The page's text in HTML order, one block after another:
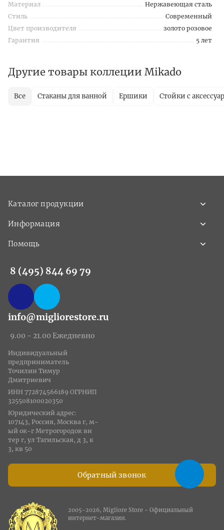
Материал
Нержавеющая сталь
Стиль
Современный
Цвет производителя
золото розовое
Гарантия
5 лет
Другие товары коллеции Mikado
Все Стаканы для ванной Ершики Стойки с
Каталог продукции
Информация
Помощь
8 (495) 844 69 79
info@migliorestore.ru
9.00 - 21.00 Ежедневно
Обратный звонок
Индивидуальный
предприниматель
Точилин Тимур
Дмитриевич
ИНН 772874566189 ОГРНИП
325508100020350
Юридический адрес:
107143, Россия, Москва г, м-
ый ок-г Метрогородок вн
тер г, ул Тагильская, д 3, к
3, кв 50
2005-2026, Migliore Store - Официальный
интернет-магазин.